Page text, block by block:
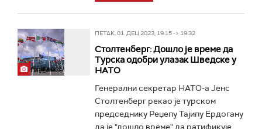
ПЕТАК, 01. ДЕЦ 2023, 19:15 -> 19:32
Столтенберг: Дошло је време да
Турска одобри улазак Шведске у
НАТО
Генерални секретар НАТО-а Јенс
Столтенберг рекао је турском
председнику Реџепу Тајипу Ердогану
да је "дошло време" да ратификује